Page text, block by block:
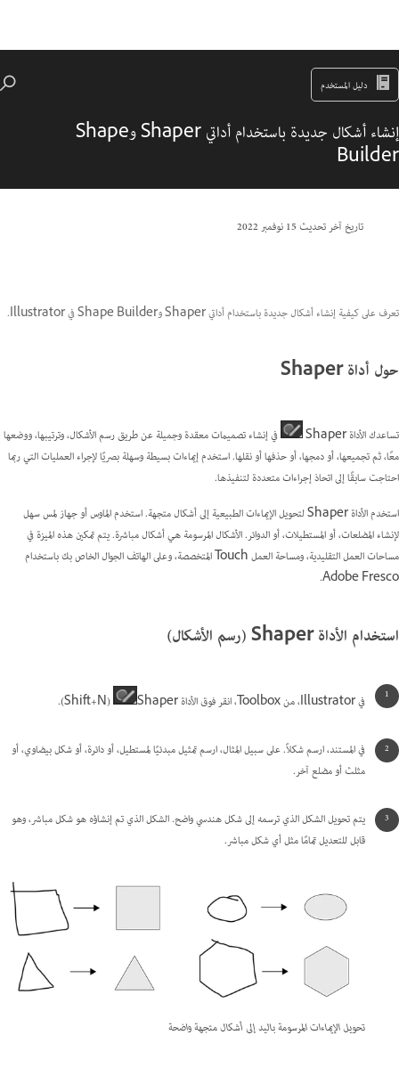
دليل المستخدم
إنشاء أشكال جديدة باستخدام أداتي Shaper وShape
Builder
تاريخ آخر تحديث15 نوفمبر 2022
تعرف على كيفية إنشاء أشكال جديدة باستخدام أداتي Shaper وShape Builder في Illustrator.
حول أداة Shaper
تساعدك الأداة Shaper
في إنشاء تصميمات معقدة وجميلة عن طريق رسم الأشكال، وترتيبها، ووضعها
معًا، ثم تجميعها، أو دمجها، أو حذفها أو نقلها. استخدم إيماءات بسيطة وسهلة بصريًا لإجراء العمليات التي ربما
احتاجت سابقًا إلى اتحاذ إجراءات متعددة لتنفيذها.
استخدم الأداة Shaper لتحويل الإيماءات الطبيعية إلى أشكال متجهة. استخدم الماوس أو جهاز لمس سهل
لإنشاء المضلعات، أو المستطيلات، أو الدوائر. الأشكال المرسومة هي أشكال مباشرة. يتم تمكين هذه الميزة في
مساحات العمل التقليدية، ومساحة العمل Touch المتخصصة، وعلى الهاتف الجوال الخاص بك باستخدام
Adobe Fresco.
استخدام الأداة Shaper (رسم الأشكال)
في Illustrator، من Toolbox، انقر فوق الأداة Shaper ‏(Shift+N).
في المستند‬، ارسم شكلاً. على سبيل المثال، ارسم تمثيل مبدئيًا لمستطيل، أو دائرة، أو شكل بيضاوي، أو
مثلث أو مضلع آخر.
يتم تحويل الشكل الذي ترسمه إلى شكل هندسي واضح. الشكل الذي تم إنشاؤه هو شكل مباشر، وهو
قابل للتعديل تمامًا مثل أي شكل مباشر.
تحويل الإيماءات المرسومة باليد إلى أشكال متجهة واضحة